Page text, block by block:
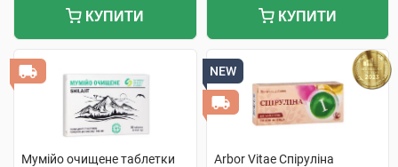
КУПИТИ КУПИТИ
Мумійо очищене таблетки
NEW
Arbor Vitae Спіруліна